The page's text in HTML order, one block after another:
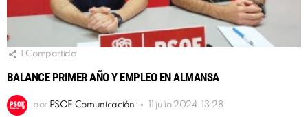
Compartido
BALANCE PRIMER AÑO Y EMPLEO EN ALMANSA
por PSOE Comunicación 11 julio 2024, 13:28